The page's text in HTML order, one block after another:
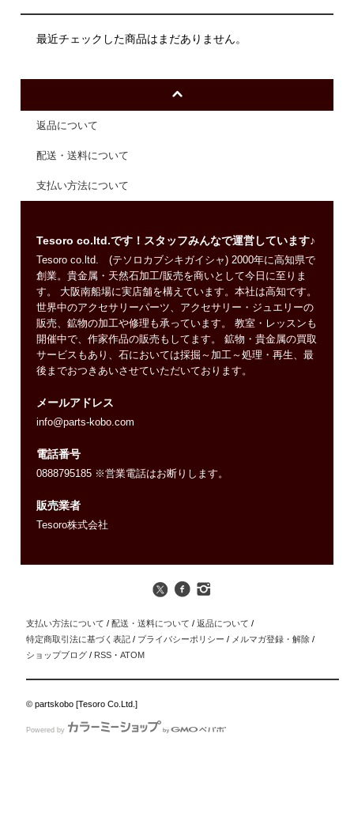
最近チェックした商品はまだありません。
返品について
配送・送料について
支払い方法について
Tesoro co.ltd.です！スタッフみんなで運営しています♪
Tesoro co.ltd. (テソロカブシキガイシャ) 2000年に高知県で
創業。貴金属・天然石加工/販売を商いとして今日に至りま
す。 大阪南船場に実店舗を構えています。本社は高知です。
世界中のアクセサリーパーツ、アクセサリー・ジュエリーの
販売、鉱物の加工や修理も承っています。 教室・レッスンも
開催中で、作家作品の販売もしてます。 鉱物・貴金属の買取
サービスもあり、石においては採掘～加工～処理・再生、最
後までおつきあいさせていただいております。
メールアドレス
info@parts-kobo.com
電話番号
0888795185 ※営業電話はお断りします。
販売業者
Tesoro株式会社
支払い方法について / 配送・送料について / 返品について /
特定商取引法に基づく表記 / プライバシーポリシー / メルマガ登録・解除 /
ショップブログ / RSS ・ATOM
© partskobo [Tesoro Co.Ltd.]
Powered by